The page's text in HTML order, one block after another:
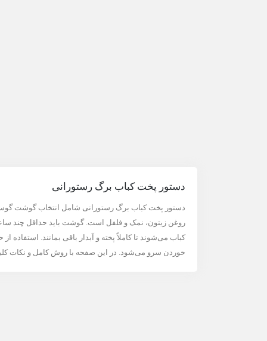
دستور پخت کباب برگ رستورانی
دستور پخت کباب برگ رستورانی شامل انتخاب گوشت
روغن زیتون، نمک و فلفل است. گوشت باید حداقل چند
کباب می‌شوند تا کاملاً پخته و آبدار باقی بمانند.
خوردن سرو می‌شود. در این صفحه با روش کامل و نکات